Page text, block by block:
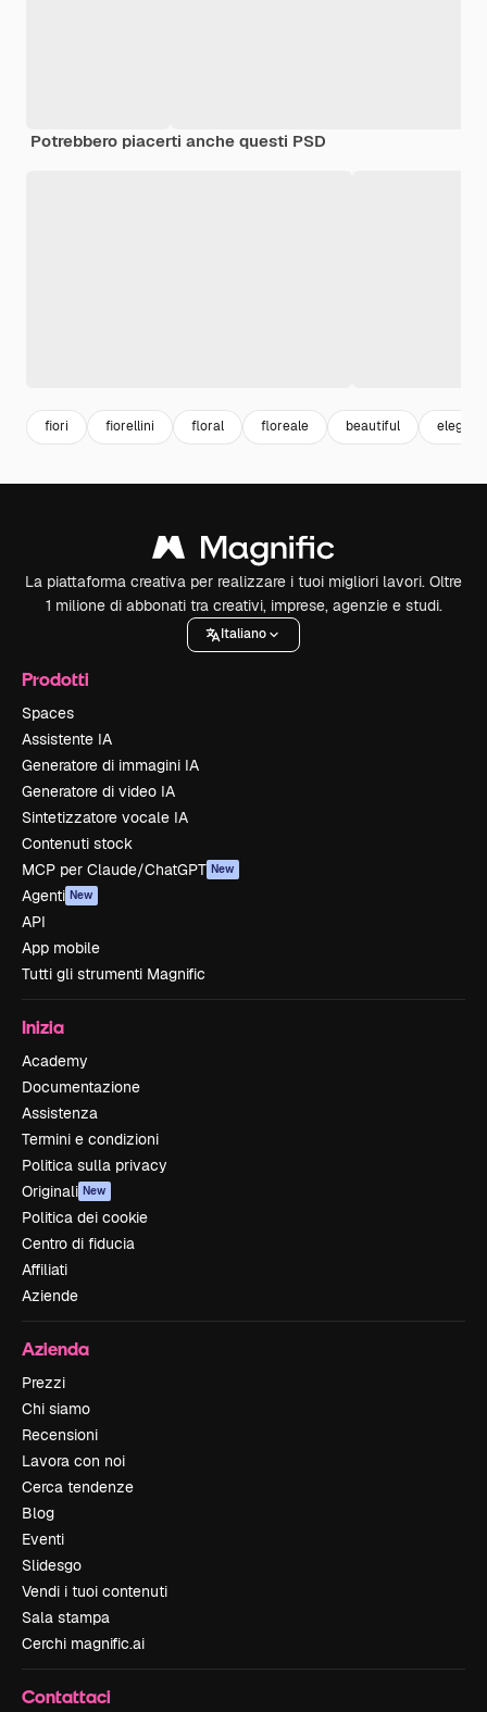
Potrebbero piacerti anche questi PSD
fiori fiorellini floral floreale beautiful
La piattaforma creativa per realizzare i tuoi migliori lavori. Oltre
1 milione di abbonati tra creativi, imprese, agenzie e studi.
Italiano
Prodotti
Spaces
Assistente IA
Generatore di immagini IA
Generatore di video IA
Sintetizzatore vocale IA
Contenuti stock
MCP per Claude/ChatGPT New
Agenti New
API
App mobile
Tutti gli strumenti Magnific
Inizia
Academy
Documentazione
Assistenza
Termini e condizioni
Politica sulla privacy
Originali New
Politica dei cookie
Centro di fiducia
Affiliati
Aziende
Azienda
Prezzi
Chi siamo
Recensioni
Lavora con noi
Cerca tendenze
Blog
Eventi
Slidesgo
Vendi i tuoi contenuti
Sala stampa
Cerchi magnific.ai
Contattaci